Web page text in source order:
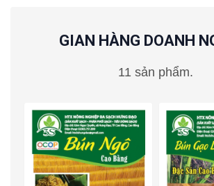
GIAN HÀNG DOANH
11 sản phẩm.